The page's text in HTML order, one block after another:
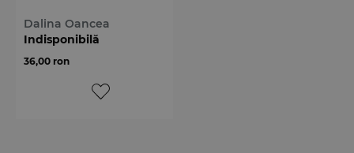
Dalina Oancea
Indisponibilă
36,00 ron